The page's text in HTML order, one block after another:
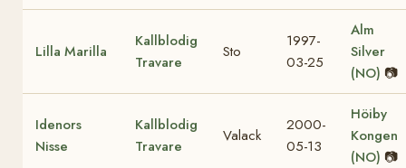
Lilla Marilla
Kallblodig
Travare
Sto
1997-
03-25
Alm
Silver
(NO) 📷
Idenors
Nisse
Kallblodig
Travare
Valack
2000-
05-13
Höiby
Kongen
(NO) 📷